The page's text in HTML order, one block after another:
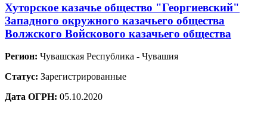
Хуторское казачье общество "Георгиевский"
Западного окружного казачьего общества
Волжского Войскового казачьего общества
Регион: Чувашская Республика - Чувашия
Статус: Зарегистрированные
Дата ОГРН: 05.10.2020